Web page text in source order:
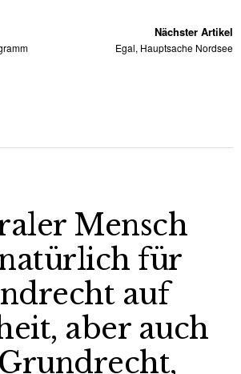
Nächster Artikel
Egal, Hauptsache Nordsee
Mensch
für
auf
aber auch